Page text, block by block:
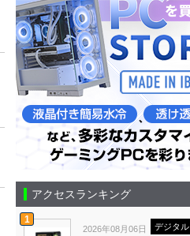
アクセスランキング
1
2026年08月06日 デジタル